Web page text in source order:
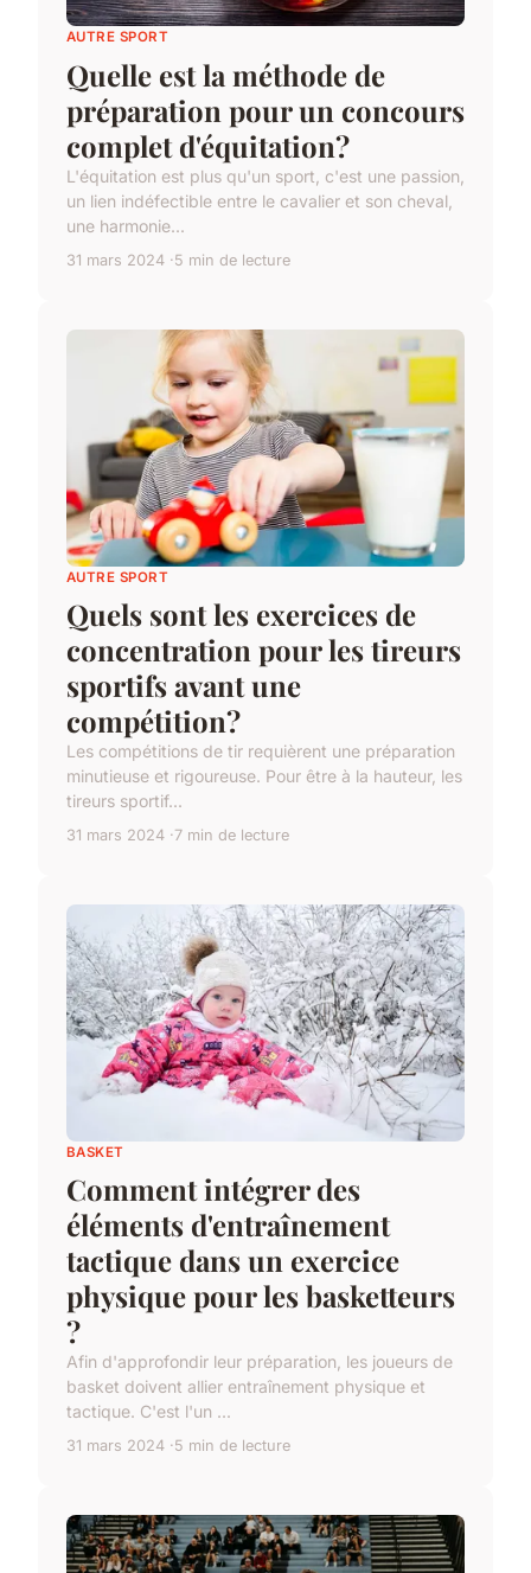
AUTRE SPORT
Quelle est la méthode de
préparation pour un concours
complet d'équitation?
L'équitation est plus qu'un sport, c'est une passion,
un lien indéfectible entre le cavalier et son cheval,
une harmonie...
31 mars 2024 5 min de lecture
AUTRE SPORT
Quels sont les exercices de
concentration pour les tireurs
sportifs avant une
compétition?
Les compétitions de tir requièrent une préparation
minutieuse et rigoureuse. Pour être à la hauteur, les
tireurs sportif...
31 mars 2024 7 min de lecture
BASKET
Comment intégrer des
éléments d'entraînement
tactique dans un exercice
physique pour les basketteurs
?
Afin d'approfondir leur préparation, les joueurs de
basket doivent allier entraînement physique et
tactique. C'est l'un ...
31 mars 2024 5 min de lecture